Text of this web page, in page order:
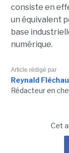
consiste en
un équivalent
base
numérique.
Article rédigé par
Reynald
Rédacteur en
Cet